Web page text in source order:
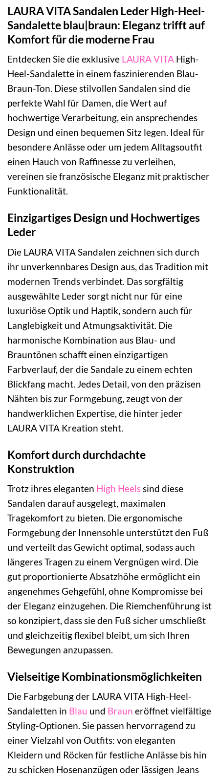
LAURA VITA Sandalen Leder High-Heel-
Sandalette blau|braun: Eleganz trifft auf
Komfort für die moderne Frau
Entdecken Sie die exklusive LAURA VITA High-
Heel-Sandalette in einem faszinierenden Blau-
Braun-Ton. Diese stilvollen Sandalen sind die
perfekte Wahl für Damen, die Wert auf
hochwertige Verarbeitung, ein ansprechendes
Design und einen bequemen Sitz legen. Ideal für
besondere Anlässe oder um jedem Alltagsoutfit
einen Hauch von Raffinesse zu verleihen,
vereinen sie französische Eleganz mit praktischer
Funktionalität.
Einzigartiges Design und Hochwertiges
Leder
Die LAURA VITA Sandalen zeichnen sich durch
ihr unverkennbares Design aus, das Tradition mit
modernen Trends verbindet. Das sorgfältig
ausgewählte Leder sorgt nicht nur für eine
luxuriöse Optik und Haptik, sondern auch für
Langlebigkeit und Atmungsaktivität. Die
harmonische Kombination aus Blau- und
Brauntönen schafft einen einzigartigen
Farbverlauf, der die Sandale zu einem echten
Blickfang macht. Jedes Detail, von den präzisen
Nähten bis zur Formgebung, zeugt von der
handwerklichen Expertise, die hinter jeder
LAURA VITA Kreation steht.
Komfort durch durchdachte
Konstruktion
Trotz ihres eleganten High Heelssind diese
Sandalen darauf ausgelegt, maximalen
Tragekomfort zu bieten. Die ergonomische
Formgebung der Innensohle unterstützt den Fuß
und verteilt das Gewicht optimal, sodass auch
längeres Tragen zu einem Vergnügen wird. Die
gut proportionierte Absatzhöhe ermöglicht ein
angenehmes Gehgefühl, ohne Kompromisse bei
der Eleganz einzugehen. Die Riemchenführung ist
so konzipiert, dass sie den Fuß sicher umschließt
und gleichzeitig flexibel bleibt, um sich Ihren
Bewegungen anzupassen.
Vielseitige Kombinationsmöglichkeiten
Die Farbgebung der LAURA VITA High-Heel-
Sandaletten in Blau und Braun eröffnet vielfältige
Styling-Optionen. Sie passen hervorragend zu
einer Vielzahl von Outfits: von eleganten
Kleidern und Röcken für festliche Anlässe bis hin
zu schicken Hosenanzügen oder lässigen Jeans